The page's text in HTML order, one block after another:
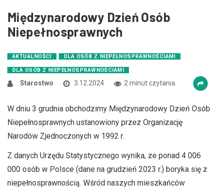
Czcionki
remove_circle_outline
Zmniejsz czcionkę
add_circle_outline
Zwiększ czcionkę
spellcheck
brightness_high
Jasny kontrast
brightness_low
Międzynarodowy Dzień Osób
Niepełnosprawnych
AKTUALNOŚCI DLA OSÓB Z NIEPEŁNOSPRAWNOŚCIAMI
DLA OSÓB Z NIEPEŁNOSPRAWNOŚCIAMI
Starostwo 3.12.2024 2 minut czytania
W dniu 3 grudnia obchodzimy Międzynarodowy Dzień Osób
Niepełnosprawnych ustanowiony przez Organizację
Narodów Zjednoczonych w 1992 r.
Z danych Urzędu Statystycznego wynika, ze ponad 4 006
000 osób w Polsce (dane na grudzień 2023 r.) boryka się z
niepełnosprawnością. Wśród naszych mieszkańców